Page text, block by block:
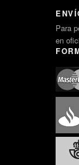
Para
en